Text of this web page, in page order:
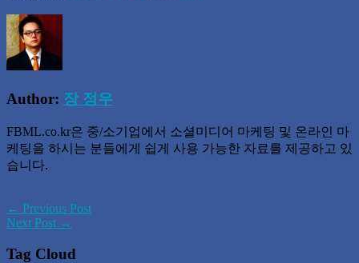
Author: 장 정우
FBML.co.kr은 중/소기업에서 소셜미디어 마케팅 및 온라인 마
케팅을 하시는 분들에게 쉽게 사용 가능한 자료를 제공하고 있
습니다.
← Previous Post
Next Post →
Tag Cloud